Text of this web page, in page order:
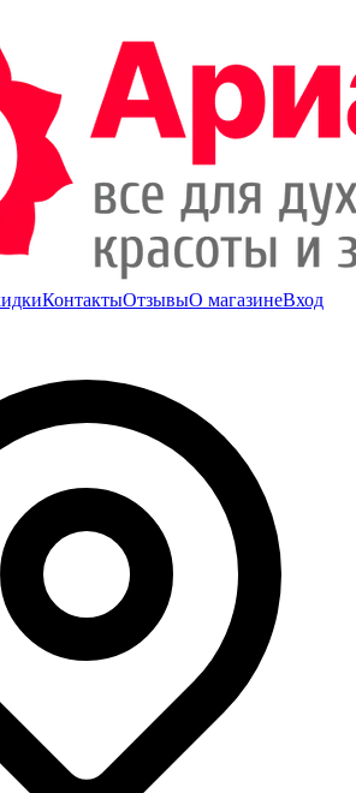
КонтактыОтзывыО магазинеВход